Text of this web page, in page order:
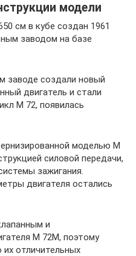
модели
см в кубе создан 1961
заводом на базе
заводе создали новый
двигатель и стали
М 72, появилась
моделью М
силовой передачи,
зажигания.
двигателя остались
и
М 72М, поэтому
их отличительных